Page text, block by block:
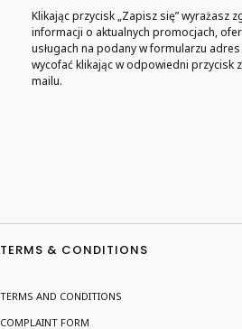
Klikając przycisk „Zapisz się” wyrażasz
informacji o aktualnych promocjach,
usługach na podany w formularzu
wycofać klikając w odpowiedni przycisk
mailu.
Footer menu
TERMS & CONDITIONS
TERMS AND CONDITIONS
COMPLAINT FORM